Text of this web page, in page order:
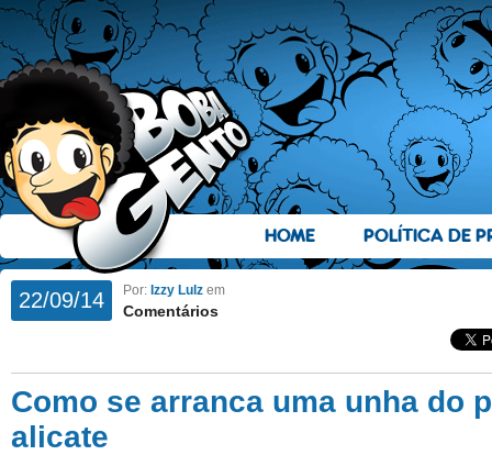
HOME POLÍTICA DE
22/09/14 Por: Izzy Lulz em
Comentários
Como se arranca uma unha do
alicate